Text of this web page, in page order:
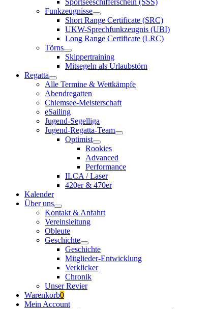
Sportseeschifferschein (SSS)
Funkzeugnisse
Short Range Certificate (SRC)
UKW-Sprechfunkzeugnis (UBI)
Long Range Certificate (LRC)
Törns
Skippertraining
Mitsegeln als Urlaubstörn
Regatta
Alle Termine & Wettkämpfe
Abendregatten
Chiemsee-Meisterschaft
eSailing
Jugend-Segelliga
Jugend-Regatta-Team
Optimist
Rookies
Advanced
Performance
ILCA / Laser
420er & 470er
Kalender
Über uns
Kontakt & Anfahrt
Vereinsleitung
Obleute
Geschichte
Geschichte
Mitglieder-Entwicklung
Verklicker
Chronik
Unser Revier
Warenkorb0
Mein Account